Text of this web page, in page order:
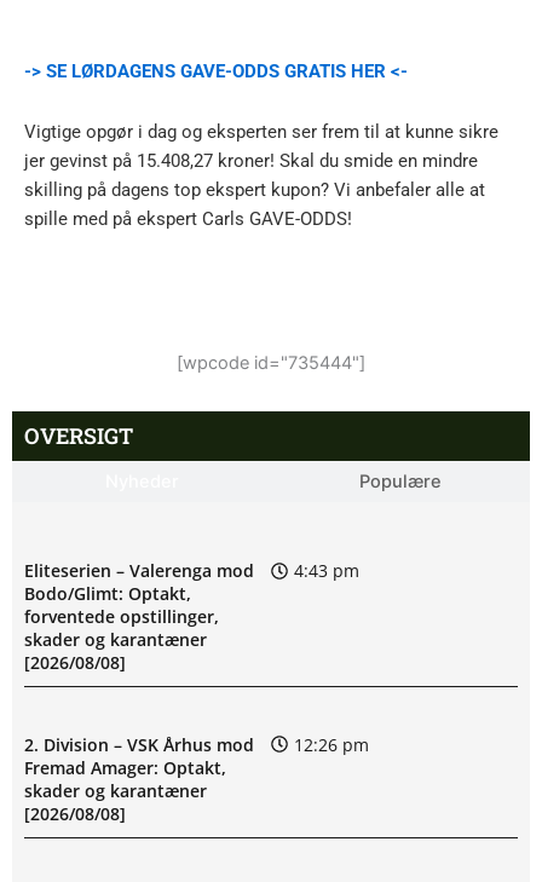
-> SE LØRDAGENS GAVE-ODDS GRATIS HER <-
Vigtige opgør i dag og eksperten ser frem til at kunne sikre
jer gevinst på 15.408,27 kroner! Skal du smide en mindre
skilling på dagens top ekspert kupon? Vi anbefaler alle at
spille med på ekspert Carls GAVE-ODDS!
[wpcode id="735444"]
OVERSIGT
Populære
Eliteserien – Valerenga mod
Bodo/Glimt: Optakt,
forventede opstillinger,
skader og karantæner
[2026/08/08]
4:43 pm
2. Division – VSK Århus mod
Fremad Amager: Optakt,
skader og karantæner
[2026/08/08]
12:26 pm